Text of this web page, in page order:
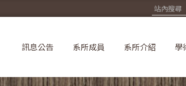
訊息公告 系所成員 系所介紹 學